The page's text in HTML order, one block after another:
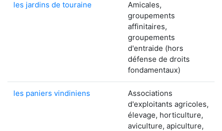
les jardins de touraine
Amicales,
groupements
affinitaires,
groupements
d'entraide (hors
défense de droits
fondamentaux)
les paniers vindiniens
Associations
d'exploitants agricoles,
élevage, horticulture,
aviculture, apiculture,